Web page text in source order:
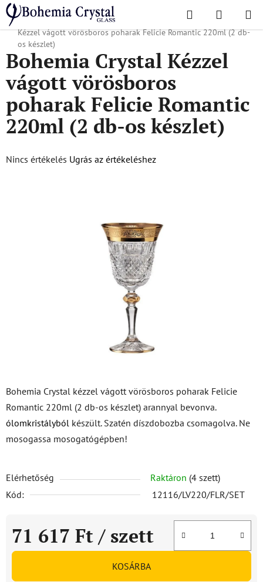
Ugrás
fő
tartalomhoz
Keresés KOSÁR
Kezdőlap
/ Népszerű kollekciók / Felícia romantikus
Bohemia Crystal
Kézzel vágott vörösboros poharak Felicie Romantic 220ml (2 db-
os készlet)
Bohemia Crystal kézzel vágott vörösboros poharak Felicie
Romantic 220ml (2 db-os készlet) arannyal bevonva.
ólomkristályból készült. Szatén díszdobozba csomagolva. Ne
mosogassa mosogatógépben!
Elérhetőség Raktáron (4 szett)
Kód:
12116/LV220/FLR/SET
71 617 Ft / szett
Egységár:
KOSÁRBA
Bohemia Crystal Kézzel
vágott vörösboros
poharak Felicie Romantic
220ml (2 db-os készlet)
A
Nincs értékelés Ugrás az értékeléshez